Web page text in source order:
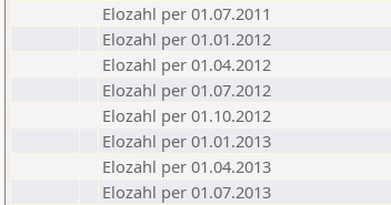
Elozahl per 01.07.2011
Elozahl per 01.01.2012
Elozahl per 01.04.2012
Elozahl per 01.07.2012
Elozahl per 01.10.2012
Elozahl per 01.01.2013
Elozahl per 01.04.2013
Elozahl per 01.07.2013